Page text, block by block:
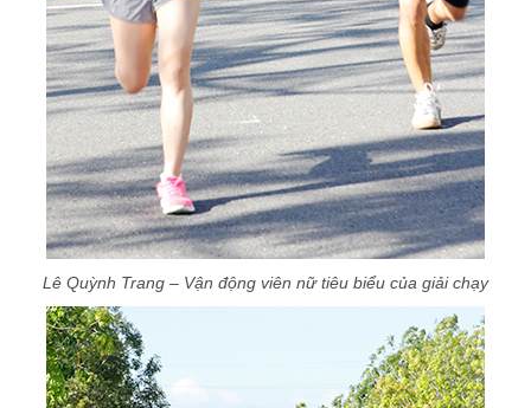
Lê Quỳnh Trang – Vận động viên nữ tiêu biểu của giải chạy